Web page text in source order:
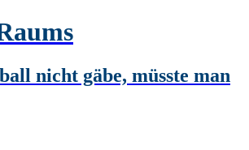
nicht gäbe, müsste man